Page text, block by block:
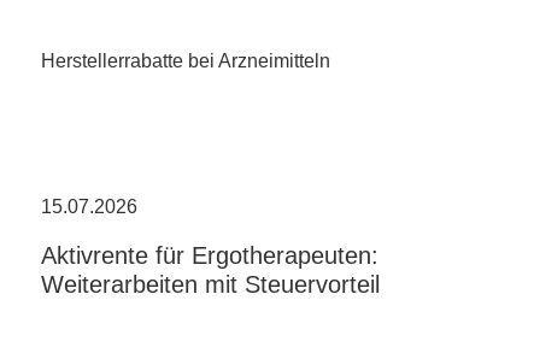
Herstellerrabatte bei Arzneimitteln
15.07.2026
Aktivrente für Ergotherapeuten:
Weiterarbeiten mit Steuervorteil